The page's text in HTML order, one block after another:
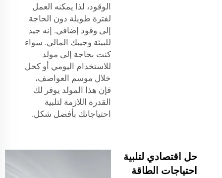
الوقود، لذا يمكنه العمل
لفترة طويلة دون الحاجة
إلى وقود إضافي. إنه جيد
للبيئة وجيبك المالي. سواء
كنت بحاجة إلى مولد
للاستخدام اليومي أو كحل
خلال موسم العواصف،
فإن هذا المولد يوفر لك
القدرة اللازمة لتلبية
احتياجاتك بأفضل شكل.
حل اقتصادي لتلبية
احتياجات الطاقة